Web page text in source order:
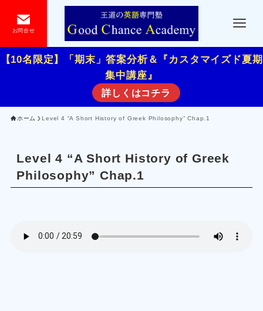
お問合せ
【10名限定】「期末」答案分析＆『カスタマイズド夏期
集中講座』
詳しくはコチラ
ホーム Level 4 “A Short History of Greek Philosophy” Chap.1
Level 4 “A Short History of Greek
Philosophy” Chap.1